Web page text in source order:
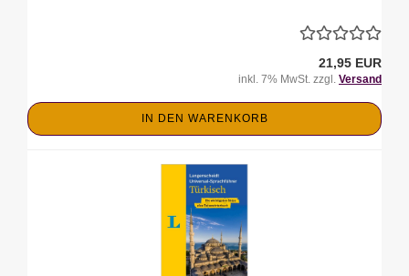
21,95 EUR
inkl. 7% MwSt. zzgl. Versand
IN DEN WARENKORB